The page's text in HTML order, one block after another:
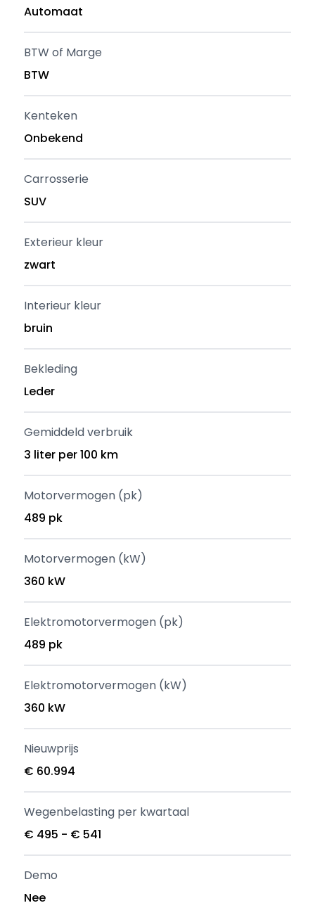
Automaat
BTW of Marge
BTW
Kenteken
Onbekend
Carrosserie
SUV
Exterieur kleur
zwart
Interieur kleur
bruin
Bekleding
Leder
Gemiddeld verbruik
3 liter per 100 km
Motorvermogen (pk)
489 pk
Motorvermogen (kW)
360 kW
Elektromotorvermogen (pk)
489 pk
Elektromotorvermogen (kW)
360 kW
Nieuwprijs
€ 60.994
Wegenbelasting per kwartaal
€ 495 - € 541
Demo
Nee